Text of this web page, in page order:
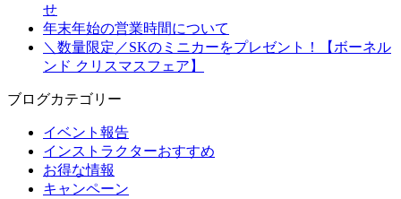
せ
年末年始の営業時間について
＼数量限定／SKのミニカーをプレゼント！【ボーネル
ンド クリスマスフェア】
ブログカテゴリー
イベント報告
インストラクターおすすめ
お得な情報
キャンペーン